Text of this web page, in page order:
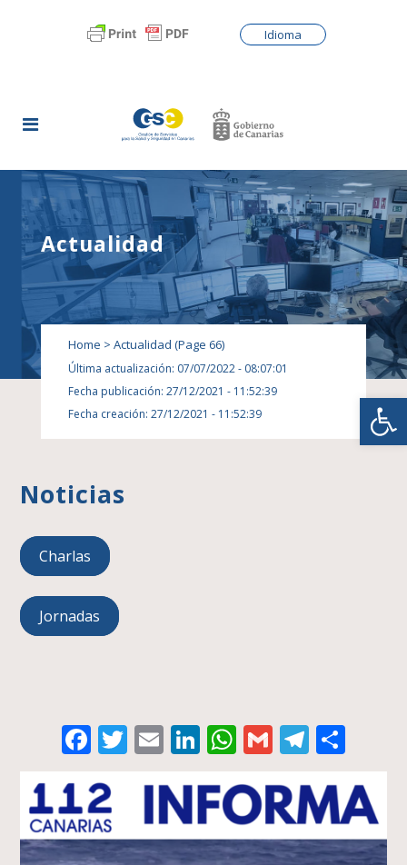
Idioma
Actualidad
Home > Actualidad (Page 66)
Última actualización: 07/07/2022 - 08:07:01
Fecha publicación: 27/12/2021 - 11:52:39
Fecha creación: 27/12/2021 - 11:52:39
Noticias
Charlas
Jornadas
Facebook
Twitter
EmailLinkedIn
WhatsApp
Gmail